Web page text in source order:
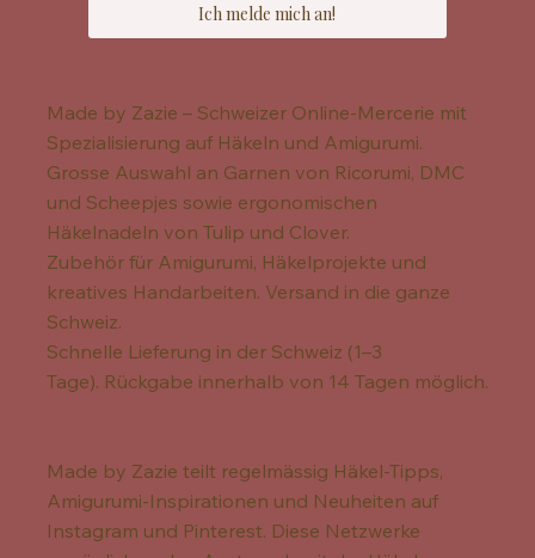
Ich melde mich an!
Made by Zazie – Schweizer Online-Mercerie mit
Spezialisierung auf Häkeln und Amigurumi.
Grosse Auswahl an Garnen von Ricorumi, DMC
und Scheepjes sowie ergonomischen
Häkelnadeln von Tulip und Clover.
Zubehör für Amigurumi, Häkelprojekte und
kreatives Handarbeiten. Versand in die ganze
Schweiz.
Schnelle Lieferung in der Schweiz (1–3
Tage). Rückgabe innerhalb von 14 Tagen möglich.
Made by Zazie teilt regelmässig Häkel-Tipps,
Amigurumi-Inspirationen und Neuheiten auf
Instagram und Pinterest. Diese Netzwerke